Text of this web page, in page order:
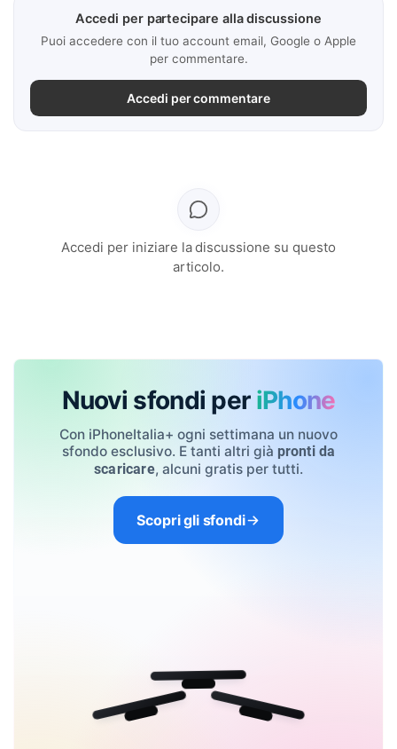
Accedi per partecipare alla discussione
Puoi accedere con il tuo account email, Google o Apple
per commentare.
Accedi per commentare
Accedi per iniziare la discussione su questo
articolo.
Nuovi sfondi per iPhone
Con iPhoneItalia+ ogni settimana un nuovo
sfondo esclusivo. E tanti altri già pronti da
scaricare, alcuni gratis per tutti.
Scopri gli sfondi